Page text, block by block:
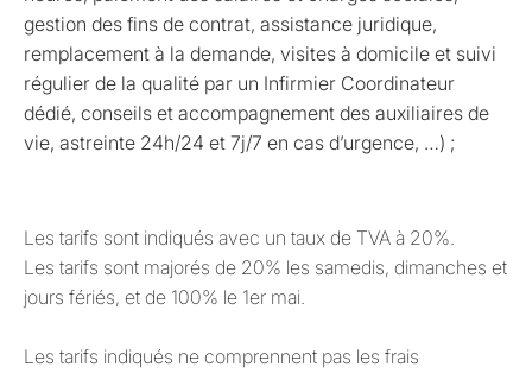
gestion des fins de contrat, assistance juridique,
remplacement à la demande, visites à domicile et suivi
régulier de la qualité par un Infirmier Coordinateur
dédié, conseils et accompagnement des auxiliaires de
vie, astreinte 24h/24 et 7j/7 en cas d’urgence, …) ;
Les tarifs sont indiqués avec un taux de TVA à 20%.
Les tarifs sont majorés de 20% les samedis, dimanches et
jours fériés, et de 100% le 1er mai.
Les tarifs indiqués ne comprennent pas les frais